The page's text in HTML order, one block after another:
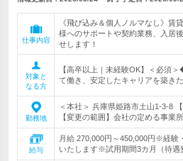
仕事内容
《飛び込み＆個人ノルマなし》賃
様へのサポートや契約業務、入居
せします！
対象と
なる方
【高卒以上｜未経験OK】＜必須
て働き、安定したキャリアを築き
勤務地
＜本社＞ 兵庫県姫路市土山1-3-8
【変更の範囲】会社の定める事業
給与
月給 270,000円～450,000円※経験
いたします※試用期間3カ月（待遇